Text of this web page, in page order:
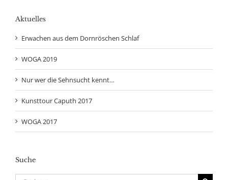
Aktuelles
Erwachen aus dem Dornröschen Schlaf
WOGA 2019
Nur wer die Sehnsucht kennt…
Kunsttour Caputh 2017
WOGA 2017
Suche